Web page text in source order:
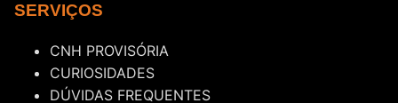
SERVIÇOS
CNH PROVISÓRIA
CURIOSIDADES
DÚVIDAS FREQUENTES